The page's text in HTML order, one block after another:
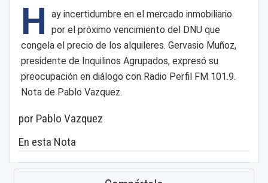
H
ay incertidumbre en el mercado inmobiliario
por el próximo vencimiento del DNU que
congela el precio de los alquileres. Gervasio Muñoz,
presidente de Inquilinos Agrupados, expresó su
preocupación en diálogo con Radio Perfil FM 101.9.
Nota de Pablo Vazquez.
por Pablo Vazquez
En esta Nota